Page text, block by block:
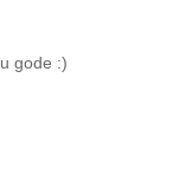
gode :)